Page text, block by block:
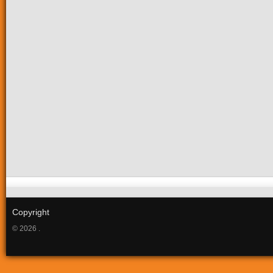
Copyright
© 2026 .